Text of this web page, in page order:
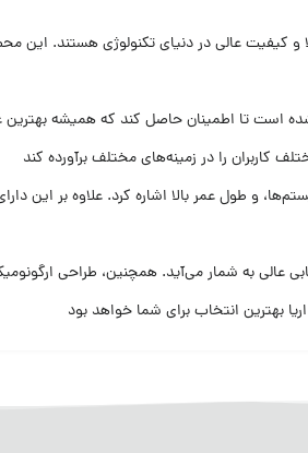
کیفیت عالی در دنیای تکنولوژی هستند. این
است تا اطمینان حاصل کند که همیشه بهترین
کاربران را در زمینه‌های مختلف برآورده کند
و طول عمر بالا اشاره کرد. علاوه بر این
عالی به شمار می‌آید. همچنین، طراحی
بهترین انتخاب برای شما خواهد بود